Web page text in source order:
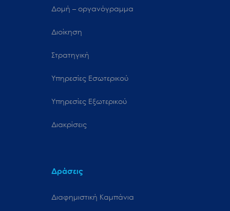
Δομή – οργανόγραμμα
Διοίκηση
Στρατηγική
Υπηρεσίες Εσωτερικού
Υπηρεσίες Εξωτερικού
Διακρίσεις
Δράσεις
Διαφημιστική Καμπάνια